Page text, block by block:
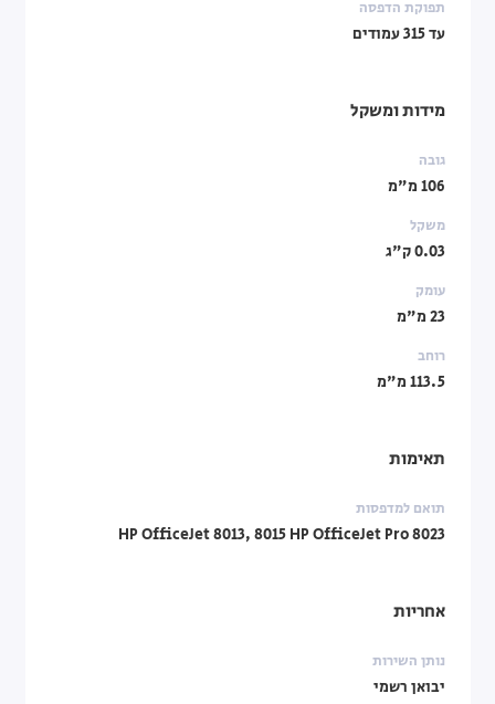
תפוקת הדפסה
עד 315 עמודים
מידות ומשקל
גובה
106 מ"מ
משקל
0.03 ק"ג
עומק
23 מ"מ
רוחב
113.5 מ"מ
תאימות
תואם למדפסות
HP OfficeJet 8013, 8015 HP OfficeJet Pro 8023
אחריות
נותן השירות
יבואן רשמי